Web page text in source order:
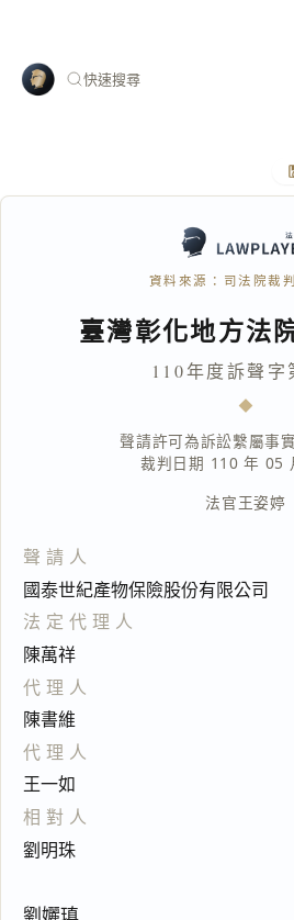
快速搜尋
資料來源：司法院裁
臺灣彰化地方法
110年度訴聲字
聲請許可為訴訟繫屬事
裁判日期 110 年 05
法官王姿婷
聲請人
國泰世紀產物保險股份有限公司
法定代理人
陳萬祥
代理人
陳書維
代理人
王一如
相對人
劉明珠